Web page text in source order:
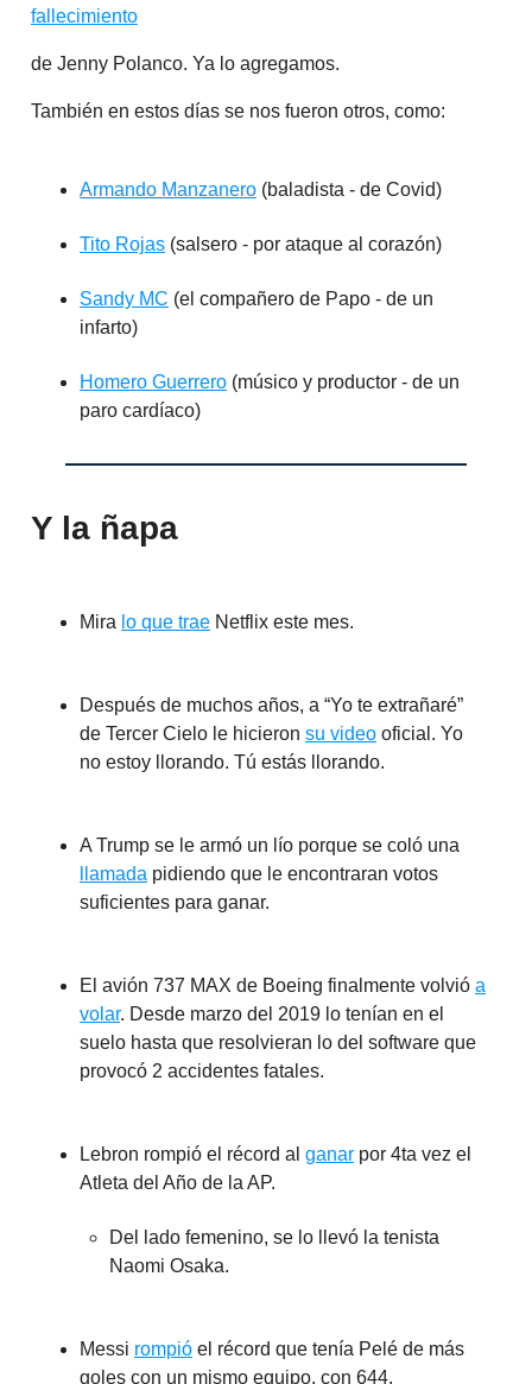
fallecimiento
de Jenny Polanco. Ya lo agregamos.
También en estos días se nos fueron otros, como:
Armando Manzanero (baladista - de Covid)
Tito Rojas (salsero - por ataque al corazón)
Sandy MC (el compañero de Papo - de un
infarto)
Homero Guerrero (músico y productor - de un
paro cardíaco)
Y la ñapa
Mira lo que trae Netflix este mes.
Después de muchos años, a “Yo te extrañaré”
de Tercer Cielo le hicieron su video oficial. Yo
no estoy llorando. Tú estás llorando.
A Trump se le armó un lío porque se coló una
llamada pidiendo que le encontraran votos
suficientes para ganar.
El avión 737 MAX de Boeing finalmente volvió a
volar. Desde marzo del 2019 lo tenían en el
suelo hasta que resolvieran lo del software que
provocó 2 accidentes fatales.
Lebron rompió el récord al ganar por 4ta vez el
Atleta del Año de la AP.
Del lado femenino, se lo llevó la tenista
Naomi Osaka.
Messi rompió el récord que tenía Pelé de más
goles con un mismo equipo, con 644.